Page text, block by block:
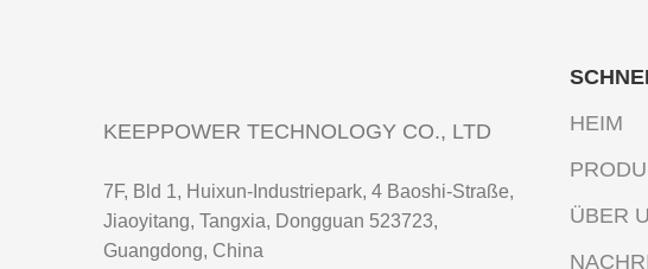
KEEPPOWER TECHNOLOGY CO., LTD
7F, Bld 1, Huixun-Industriepark, 4 Baoshi-Straße,
Jiaoyitang, Tangxia, Dongguan 523723,
Guangdong, China
HEIM
ÜBER